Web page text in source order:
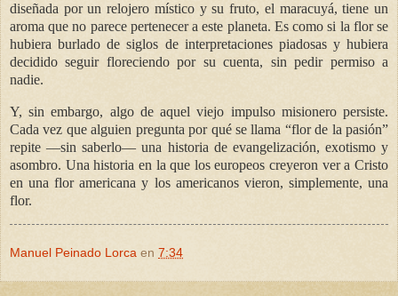
diseñada por un relojero místico y su fruto, el maracuyá, tiene un
aroma que no parece pertenecer a este planeta. Es como si la flor se
hubiera burlado de siglos de interpretaciones piadosas y hubiera
decidido seguir floreciendo por su cuenta, sin pedir permiso a
nadie.
Y, sin embargo, algo de aquel viejo impulso misionero persiste.
Cada vez que alguien pregunta por qué se llama “flor de la pasión”
repite —sin saberlo— una historia de evangelización, exotismo y
asombro. Una historia en la que los europeos creyeron ver a Cristo
en una flor americana y los americanos vieron, simplemente, una
flor.
Manuel Peinado Lorca en 7:34